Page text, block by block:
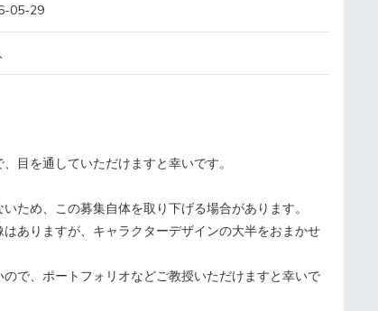
05-29
目を通していただけますと幸いです。
ため、この募集自体を取り下げる場合があります。
ありますが、キャラクターデザインの大半をおまかせ
で、ポートフォリオなどご教授いただけますと幸いで